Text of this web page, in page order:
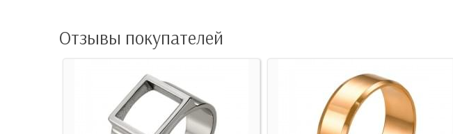
Отзывы покупателей